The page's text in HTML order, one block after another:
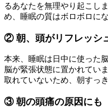
るあなたを無理やり起こし
め、睡眠の質はボロボロに
② 朝、頭がリフレッシ
本来、睡眠は日中に使った
脳が緊張状態に置かれてい
取れていないため、朝すっ
③ 朝の頭痛の原因にも